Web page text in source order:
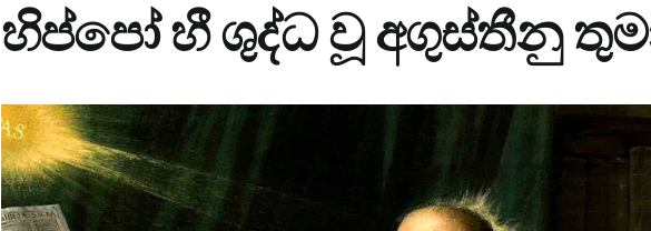
හිප්පෝ හී ශුද්ධ වූ අගුස්තීනු